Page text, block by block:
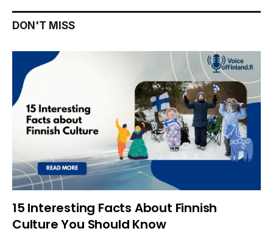
DON'T MISS
15 Interesting Facts About Finnish
Culture You Should Know